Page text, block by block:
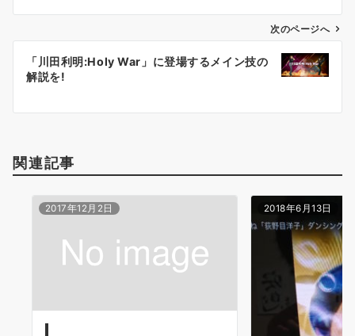
ビ
ン
次のページへ
「川田利明:Holy War」に登場するメイン技の
解説を!
関連記事
2017年12月2日 2018年6月13日